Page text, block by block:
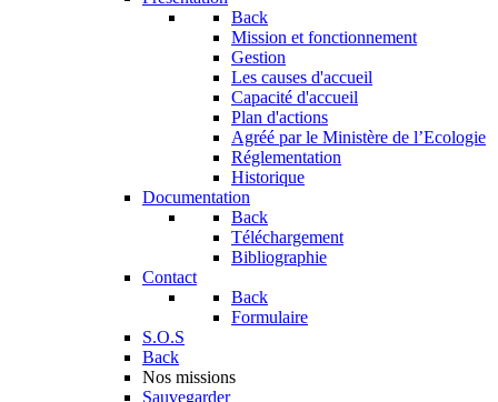
Back
Mission et fonctionnement
Gestion
Les causes d'accueil
Capacité d'accueil
Plan d'actions
Agréé par le Ministère de l’Ecologie
Réglementation
Historique
Documentation
Back
Téléchargement
Bibliographie
Contact
Back
Formulaire
S.O.S
Back
Nos missions
Sauvegarder